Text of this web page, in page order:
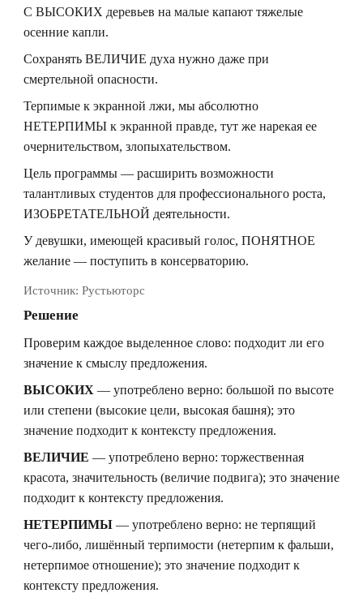
С ВЫСОКИХ деревьев на малые капают тяжелые
осенние капли.
Сохранять ВЕЛИЧИЕ духа нужно даже при
смертельной опасности.
Терпимые к экранной лжи, мы абсолютно
НЕТЕРПИМЫ к экранной правде, тут же нарекая ее
очернительством, злопыхательством.
Цель программы –– расширить возможности
талантливых студентов для профессионального роста,
ИЗОБРЕТАТЕЛЬНОЙ деятельности.
У девушки, имеющей красивый голос, ПОНЯТНОЕ
желание — поступить в консерваторию.
Источник: Рустьюторс
Решение
Проверим каждое выделенное слово: подходит ли его
значение к смыслу предложения.
ВЫСОКИХ — употреблено верно: большой по высоте
или степени (высокие цели, высокая башня); это
значение подходит к контексту предложения.
ВЕЛИЧИЕ — употреблено верно: торжественная
красота, значительность (величие подвига); это значение
подходит к контексту предложения.
НЕТЕРПИМЫ — употреблено верно: не терпящий
чего-либо, лишённый терпимости (нетерпим к фальши,
нетерпимое отношение); это значение подходит к
контексту предложения.